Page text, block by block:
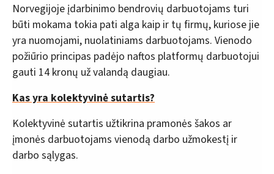
Norvegijoje įdarbinimo bendrovių darbuotojams turi
būti mokama tokia pati alga kaip ir tų firmų, kuriose jie
yra nuomojami, nuolatiniams darbuotojams. Vienodo
požiūrio principas padėjo naftos platformų darbuotojui
gauti 14 kronų už valandą daugiau.
Kas yra kolektyvinė sutartis?
Kolektyvinė sutartis užtikrina pramonės šakos ar
įmonės darbuotojams vienodą darbo užmokestį ir
darbo sąlygas.